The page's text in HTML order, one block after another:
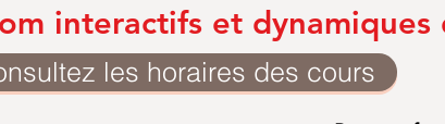
interactifs et dynamiques
les horaires des cours